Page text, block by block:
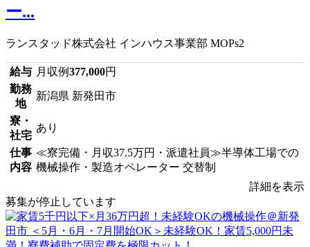
ー...
ランスタッド株式会社 インハウス事業部 MOPs2
給与 月収例377,000円
勤務
地
新潟県 新発田市
寮・
社宅
あり
仕事
内容
≪寮完備・月収37.5万円・派遣社員≫半導体工場での
機械操作・製造オペレーター 交替制
詳細を表示
募集が停止しています